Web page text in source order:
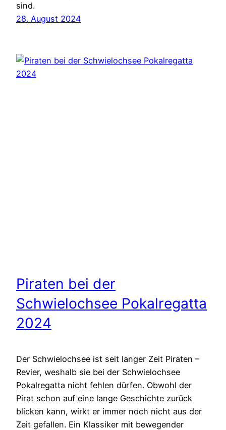
sind.
28. August 2024
Piraten bei der
Schwielochsee Pokalregatta
2024
Der Schwielochsee ist seit langer Zeit Piraten –
Revier, weshalb sie bei der Schwielochsee
Pokalregatta nicht fehlen dürfen. Obwohl der
Pirat schon auf eine lange Geschichte zurück
blicken kann, wirkt er immer noch nicht aus der
Zeit gefallen. Ein Klassiker mit bewegender